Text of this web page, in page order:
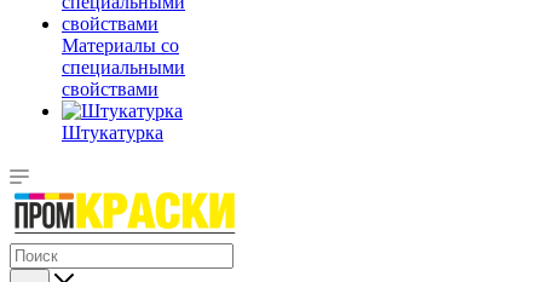
Материалы со
специальными
свойствами
Штукатурка